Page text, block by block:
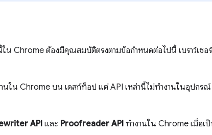
น Chrome ต้องมีคุณสมบัติตรงตามข้อกำหนดต่อไปนี้ เบราว์เซอ
นใน Chrome บน เดสก์ท็อป แต่ API เหล่านี้ไม่ทำงานในอุปกรณ์
API และ Proofreader API ทำงานใน Chrome เมื่อเ